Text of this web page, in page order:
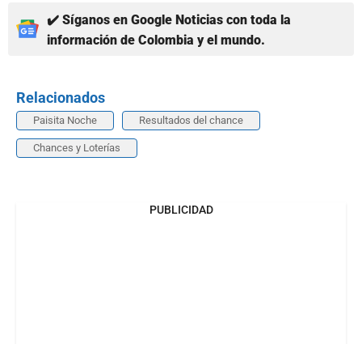
✔️ Síganos en Google Noticias con toda la
información de Colombia y el mundo.
Relacionados
Paisita Noche Resultados del chance
Chances y Loterías
PUBLICIDAD